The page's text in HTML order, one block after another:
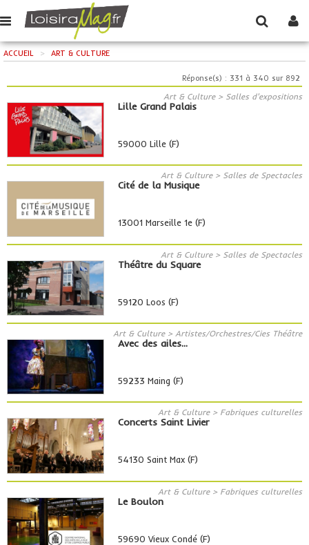
ACCUEIL > ART & CULTURE
Réponse(s) : 331 à 340 sur 892
Art & Culture > Salles d'expositions
Lille Grand Palais
59000 Lille (F)
Art & Culture > Salles de Spectacles
Cité de la Musique
13001 Marseille 1e (F)
Art & Culture > Salles de Spectacles
Théâtre du Square
59120 Loos (F)
Art & Culture > Artistes/Orchestres/Cies Théâtre
Avec des ailes...
59233 Maing (F)
Art & Culture > Fabriques culturelles
Concerts Saint Livier
54130 Saint Max (F)
Art & Culture > Fabriques culturelles
Le Boulon
59690 Vieux Condé (F)